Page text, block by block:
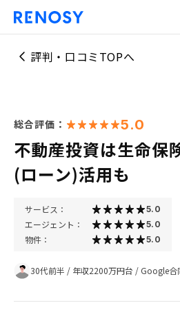
評判・口コミTOPへ
総合評価： 5.0
不動産投資は生命保
(ローン)活用も
サービス： 5.0
エージェント： 5.0
物件： 5.0
30代前半 / 年収2200万円台 / Google合